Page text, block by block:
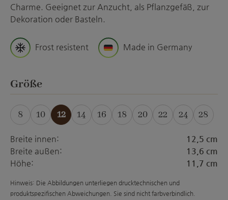
Charme. Geeignet zur Anzucht, als Pflanzgefäß, zur
Dekoration oder Basteln.
Frost resistent Made in Germany
Größeauswählen
8
(Diese Option ist zurzeit nicht verfügbar.)
10 12 14
(Diese Option ist zurzeit nicht
16
(Diese Option ist zurzeit
18
(Diese Option ist
20
(Diese Option ist
22
(Diese Option
24
(Diese
28
Breite innen:
12,5 cm
Breite außen:
13,6 cm
Höhe:
11,7 cm
Hinweis: Die Abbildungen unterliegen drucktechnischen und
produktspezifischen Abweichungen. Sie sind nicht farbverbindlich.